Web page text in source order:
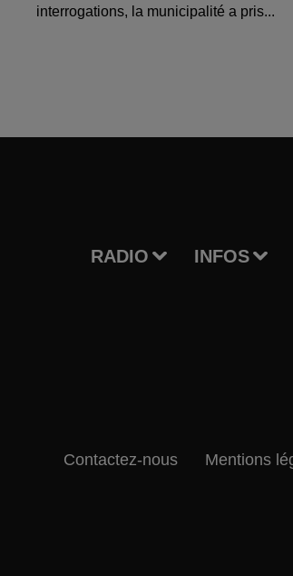
interrogations, la municipalité a pris...
RADIO INFOS
Contactez-nous Mentions